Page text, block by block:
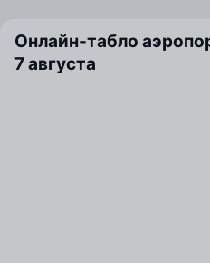
Онлайн-табло
7 августа